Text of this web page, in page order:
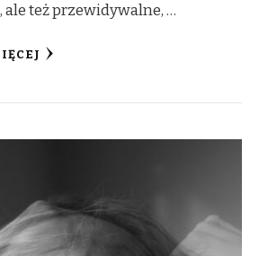
też przewidywalne, …